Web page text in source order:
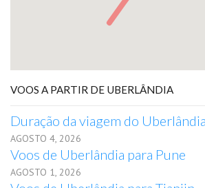
VOOS A PARTIR DE UBERLÂNDIA
Duração da viagem do
AGOSTO 4, 2026
Voos de Uberlândia para Pune
AGOSTO 1, 2026